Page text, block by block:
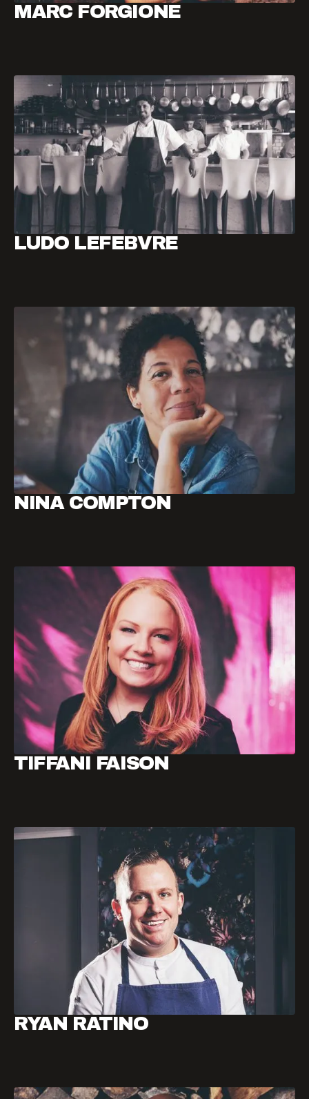
MARC FORGIONE
LUDO LEFEBVRE
NINA COMPTON
TIFFANI FAISON
RYAN RATINO